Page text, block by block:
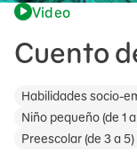
Video
Cuento
Habilidades socio-
Niño pequeño (de 1
Preescolar (de 3 a 5)